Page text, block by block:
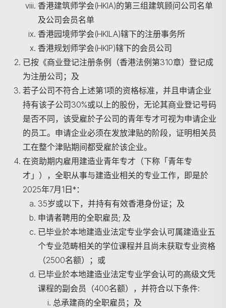
香港建筑师学会(HKIA)的第三组建筑顾问公司名单
及公司会员名单
香港园境师学会(HKILA)辖下的注册事务所
香港规划师学会(HKIP)辖下的会员公司
已按《商业登记注册条例（香港法例第310章）登记成
为注册公司；及
若子公司不符合上述第1项的资格标准，并且申请企业
持有该子公司30%或以上的股份，无论其商业登记号码
是否不同，该受雇於子公司的青年专才可视为申请企业
的员工。申请企业必须在发放津贴的阶段，证明相关员
工在整个津贴期间都受雇於该企业。
在资助期内雇用建造业青年专才（下称「青年专
才」），全职从事与建造业相关的专业工作，即是於
2025年7月1日*：
35岁或以下，并持有有效香港身份证；及
申请者聘用的全职雇员; 及
已毕业於本地建造业法定专业学会认可属建造业五
个专业范畴相关的学位课程并且尚未获取专业资格
（2500名额）；或
已毕业於本地建造业法定专业学会认可的高级文凭
课程的副会员（400名额），并符合以下条件:
总承建商的全职雇员；及